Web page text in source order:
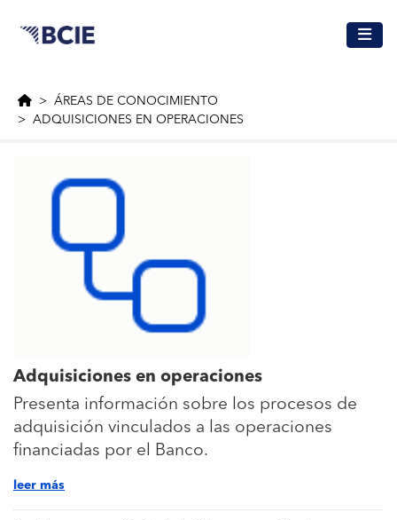
ÁREAS DE CONOCIMIENTO
ADQUISICIONES EN OPERACIONES
Adquisiciones en operaciones
Presenta información sobre los procesos de
adquisición vinculados a las operaciones
financiadas por el Banco.
leer más